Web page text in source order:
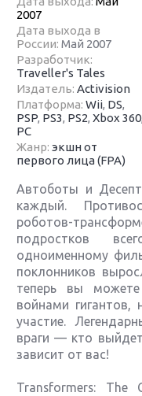
2007
Дата выхода в
России:Май 2007
Разработчик:
Traveller's Tales
Издатель:Activision
Платформа:Wii, DS,
PSP, PS3, PS2,Xbox 360,
PC
Жанр:экшн от
первого лица (FPA)
Автоботы и
каждый.
роботов-
подростков
одноименному
поклонников
теперь вы
войнами
участие.
враги — кто
зависит от вас!
Transformers: